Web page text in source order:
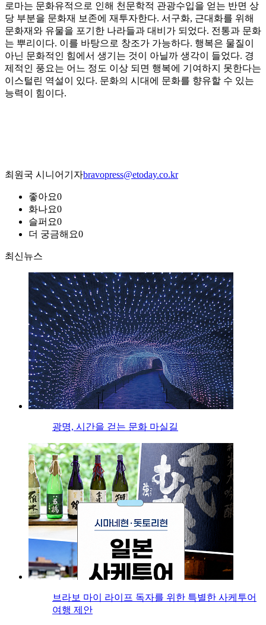
로마는 문화유적으로 인해 천문학적 관광수입을 얻는 반면 상
당 부분을 문화재 보존에 재투자한다. 서구화, 근대화를 위해
문화재와 유물을 포기한 나라들과 대비가 되었다. 전통과 문화
는 뿌리이다. 이를 바탕으로 창조가 가능하다. 행복은 물질이
아닌 문화적인 힘에서 생기는 것이 아닐까 생각이 들었다. 경
제적인 풍요는 어느 정도 이상 되면 행복에 기여하지 못한다는
이스털린 역설이 있다. 문화의 시대에 문화를 향유할 수 있는
능력이 힘이다.
최원국 시니어기자bravopress@etoday.co.kr
좋아요0
화나요0
슬퍼요0
더 궁금해요0
최신뉴스
광명, 시간을 걷는 문화 마실길
브라보 마이 라이프 독자를 위한 특별한 사케투어
여행 제안